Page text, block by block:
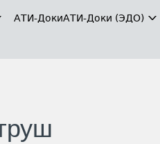
АТИ-ДокиАТИ-Доки (ЭДО)